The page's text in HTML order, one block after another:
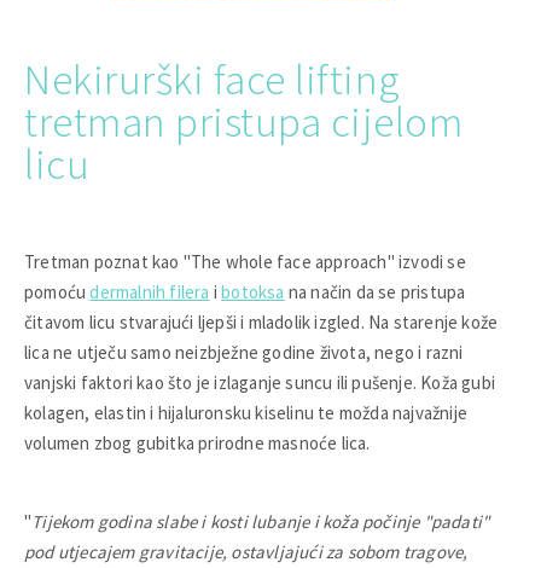
Nekirurški face lifting
tretman pristupa cijelom
licu
Tretman poznat kao "The whole face approach" izvodi se
pomoćudermalnih filera ibotoksa na način da se pristupa
čitavom licu stvarajući ljepši i mladolik izgled. Na starenje kože
lica ne utječu samo neizbježne godine života, nego i razni
vanjski faktori kao što je izlaganje suncu ili pušenje. Koža gubi
kolagen, elastin i hijaluronsku kiselinu te možda najvažnije
volumen zbog gubitka prirodne masnoće lica.
"Tijekom godina slabe i kosti lubanje i koža počinje "padati"
pod utjecajem gravitacije, ostavljajući za sobom tragove,